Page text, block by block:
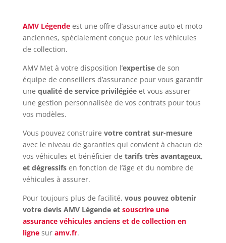
AMV Légendeest une offre d’assurance auto et moto
anciennes, spécialement conçue pour les véhicules
de collection.
AMV Met à votre disposition l’expertisede son
équipe de conseillers d’assurance pour vous garantir
une qualité de service privilégiéeet vous assurer
une gestion personnalisée de vos contrats pour tous
vos modèles.
Vous pouvez construire votre contrat sur-mesure
avec le niveau de garanties qui convient à chacun de
vos véhicules et bénéficier de tarifs très avantageux,
et dégressifsen fonction de l’âge et du nombre de
véhicules à assurer.
Pour toujours plus de facilité, vous pouvez obtenir
votre devis AMV Légende et souscrire une
assurance véhicules anciens et de collection en
lignesur amv.fr.